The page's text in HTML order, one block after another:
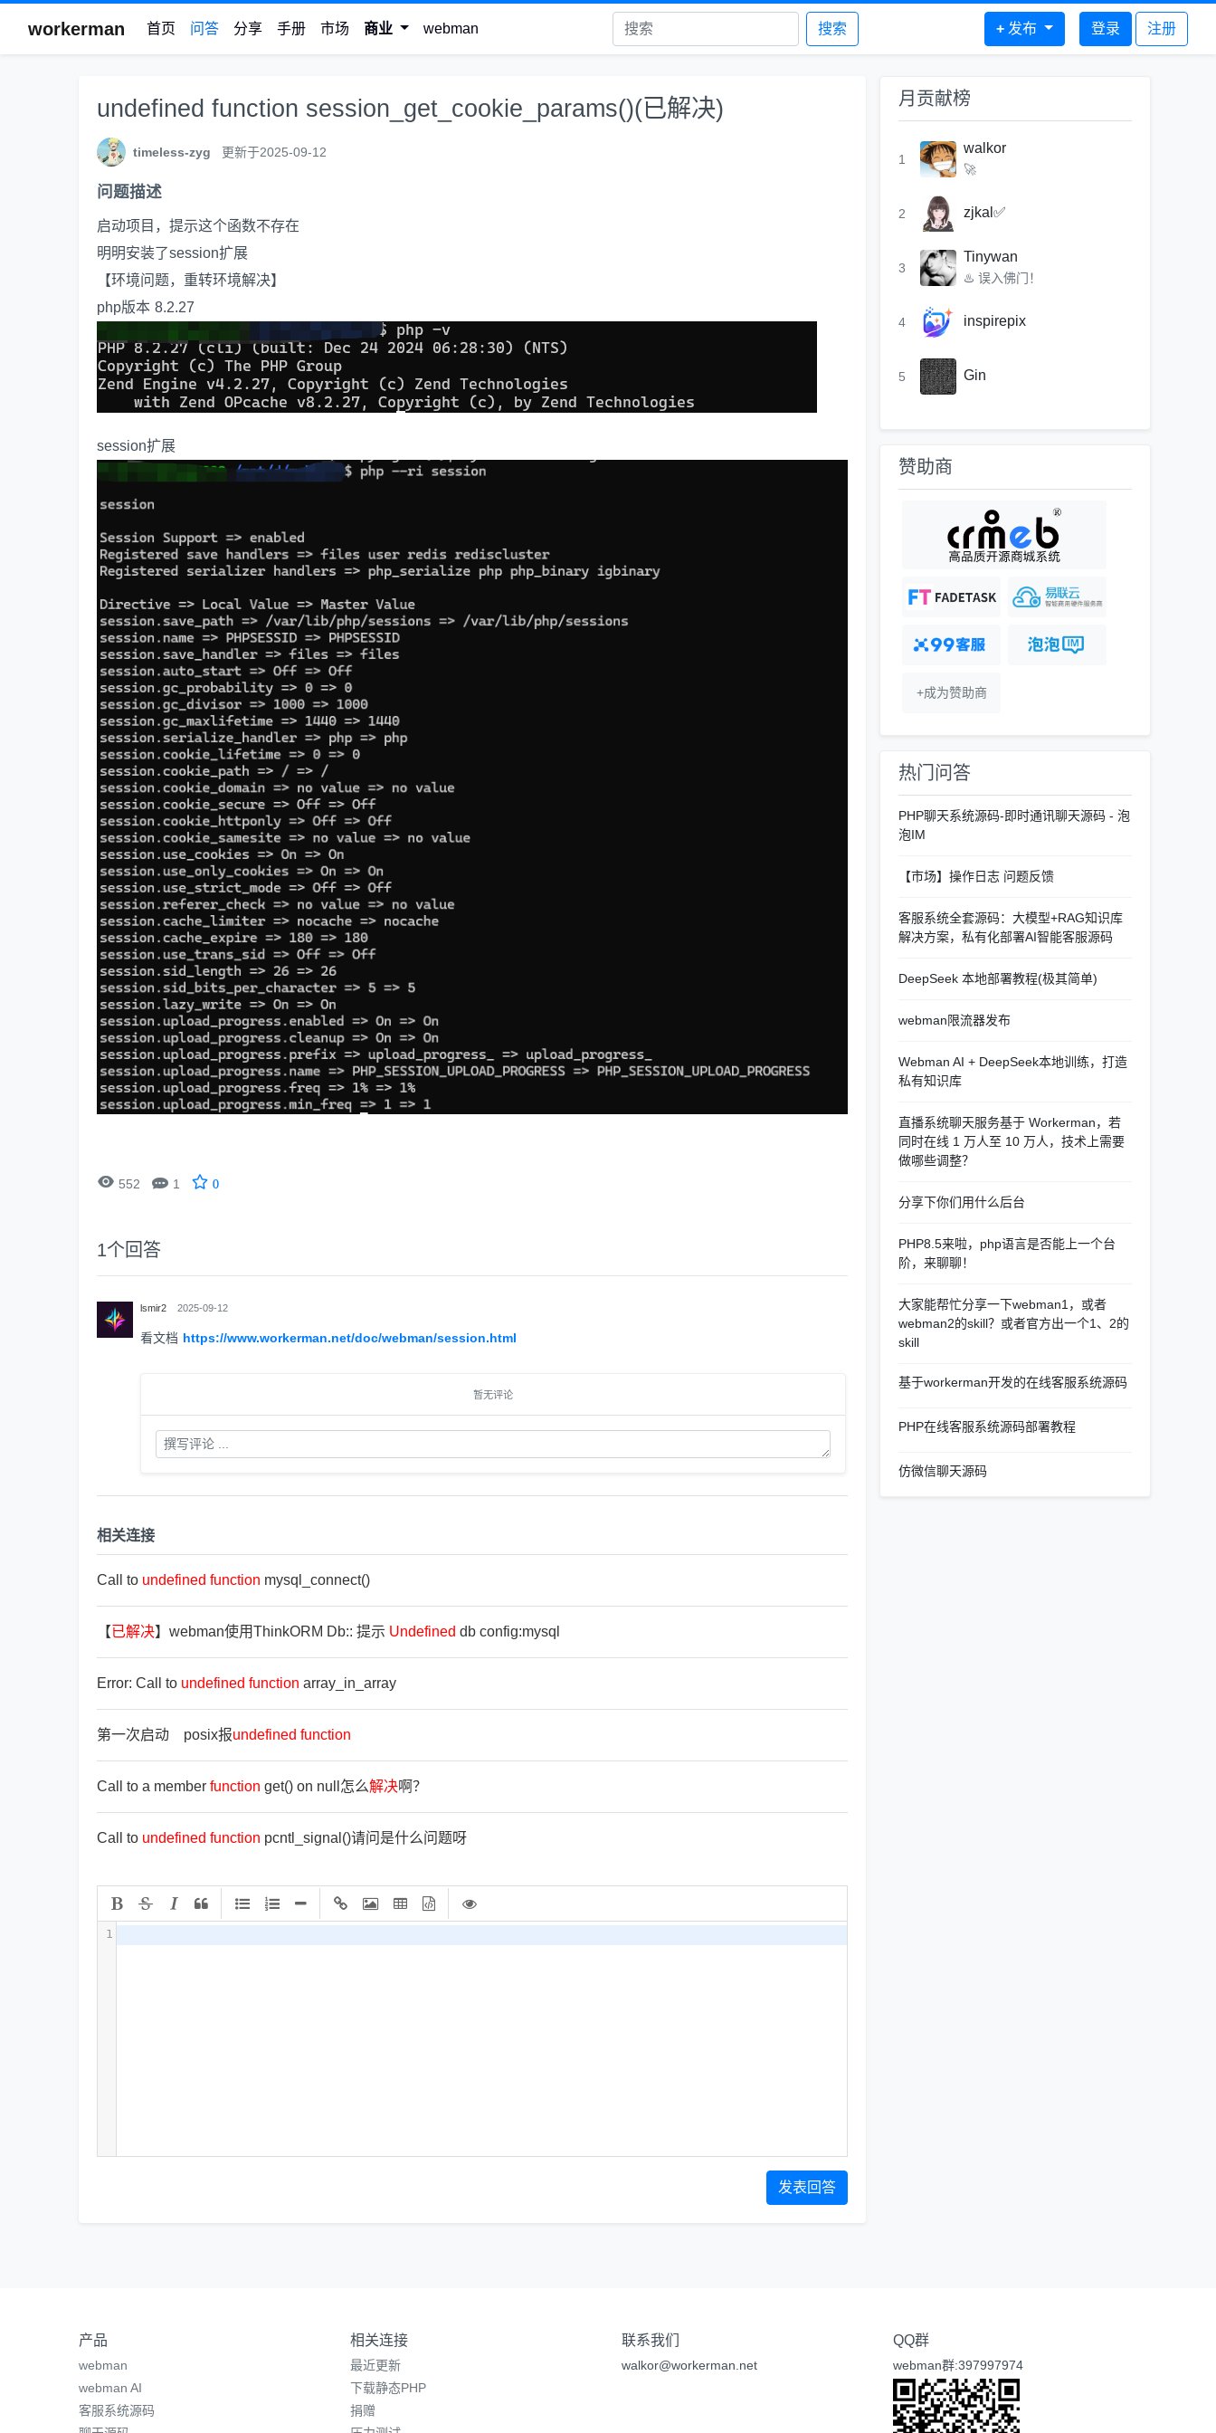
workerman 首页 问答 分享 手册 市场 商业 webman 搜索 + 发布 登录 注册
undefined function session_get_cookie_params()(已解决)
timeless-zyg 更新于2025-09-12
问题描述
启动项目，提示这个函数不存在
明明安装了session扩展
【环境问题，重转环境解决】
php版本 8.2.27
session扩展
 552  1 0
1个回答
lsmir2 2025-09-12
看文档 https://www.workerman.net/doc/webman/session.html
暂无评论
相关连接
Call to undefined function mysql_connect()
【已解决】webman使用ThinkORM Db:: 提示 Undefined db config:mysql
Error: Call to undefined function array_in_array
第一次启动 posix报undefined function
Call to a member function get() on null怎么解决啊？
Call to undefined function pcntl_signal()请问是什么问题呀
1
发表回答
月贡献榜
1
walkor
🚀
2 zjkal✅
3
Tinywan
♨️ 误入佛门！
4 inspirepix
5 Gin
赞助商
+成为赞助商
热门问答
PHP聊天系统源码-即时通讯聊天源码 - 泡
泡IM
【市场】操作日志 问题反馈
客服系统全套源码：大模型+RAG知识库
解决方案，私有化部署AI智能客服源码
DeepSeek 本地部署教程(极其简单)
webman限流器发布
Webman AI + DeepSeek本地训练，打造
私有知识库
直播系统聊天服务基于 Workerman，若
同时在线 1 万人至 10 万人，技术上需要
做哪些调整？
分享下你们用什么后台
PHP8.5来啦，php语言是否能上一个台
阶，来聊聊！
大家能帮忙分享一下webman1，或者
webman2的skill？或者官方出一个1、2的
skill
基于workerman开发的在线客服系统源码
PHP在线客服系统源码部署教程
仿微信聊天源码
产品
webman
webman AI
客服系统源码
相关连接
最近更新
下载静态PHP
捐赠
联系我们
walkor@workerman.net
QQ群
webman群:397997974